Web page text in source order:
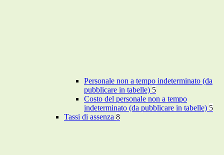
Personale non a tempo indeterminato (da
pubblicare in tabelle) 5
Costo del personale non a tempo
indeterminato (da pubblicare in tabelle) 5
Tassi di assenza 8